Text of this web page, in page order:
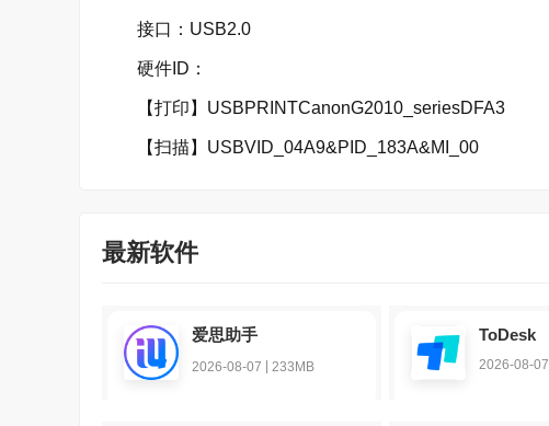
接口：USB2.0
硬件ID：
【打印】USBPRINTCanonG2010_seriesDFA3
【扫描】USBVID_04A9&PID_183A&MI_00
最新软件
爱思助手
2026-08-07 233MB
ToDesk
2026-08-07